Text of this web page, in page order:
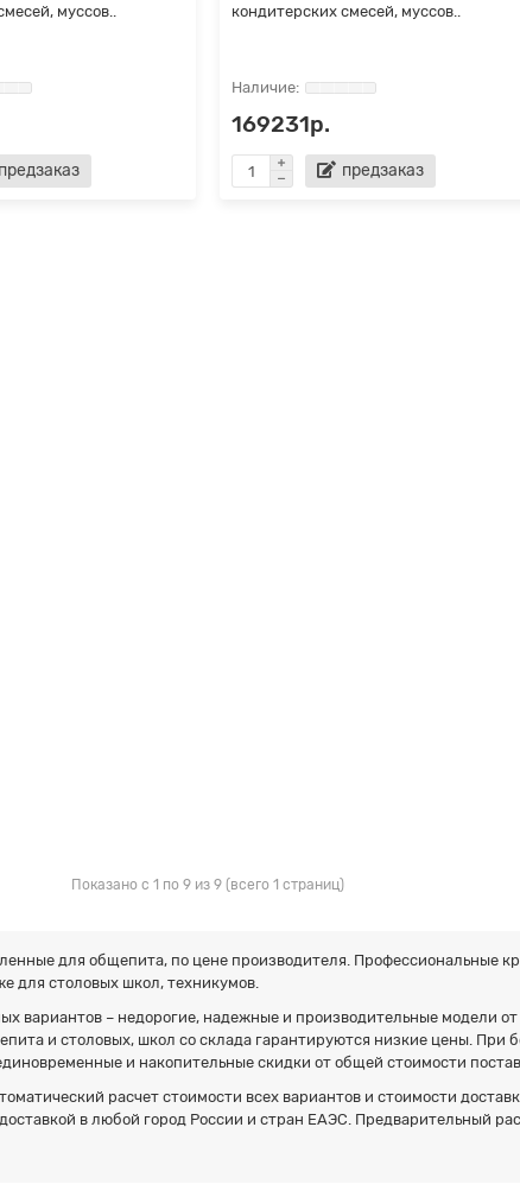
муссов..
предзаказ
кондитерских смесей, муссов..
169231р.
предзаказ
Показано с 1 по 9 из 9 (всего 1 страниц)
для общепита, по цене производителя. Профессиональные
для столовых школ, техникумов.
– недорогие, надежные и производительные модели
и столовых, школ со склада гарантируются низкие цены. При
и накопительные скидки от общей стоимости
расчет стоимости всех вариантов и стоимости
в любой город России и стран ЕАЭС. Предварительный